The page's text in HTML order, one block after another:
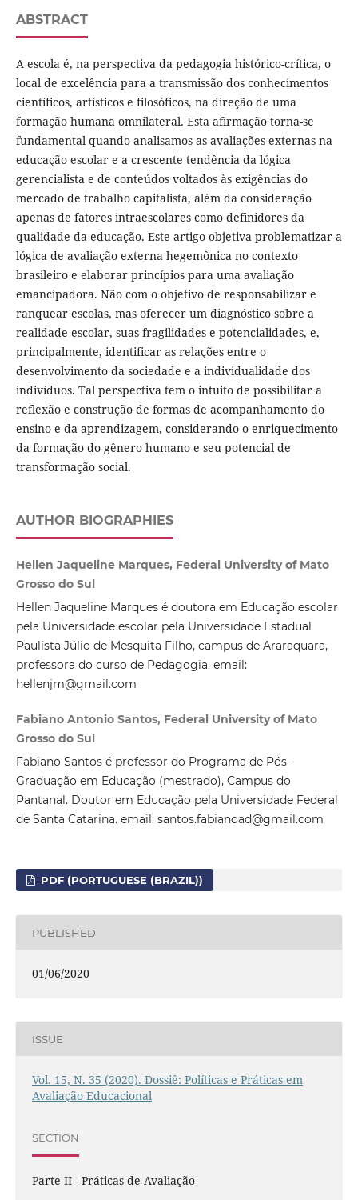
ABSTRACT
A escola é, na perspectiva da pedagogia histórico-crítica, o
local de excelência para a transmissão dos conhecimentos
científicos, artísticos e filosóficos, na direção de uma
formação humana omnilateral. Esta afirmação torna-se
fundamental quando analisamos as avaliações externas na
educação escolar e a crescente tendência da lógica
gerencialista e de conteúdos voltados às exigências do
mercado de trabalho capitalista, além da consideração
apenas de fatores intraescolares como definidores da
qualidade da educação. Este artigo objetiva problematizar a
lógica de avaliação externa hegemônica no contexto
brasileiro e elaborar princípios para uma avaliação
emancipadora. Não com o objetivo de responsabilizar e
ranquear escolas, mas oferecer um diagnóstico sobre a
realidade escolar, suas fragilidades e potencialidades, e,
principalmente, identificar as relações entre o
desenvolvimento da sociedade e a individualidade dos
indivíduos. Tal perspectiva tem o intuito de possibilitar a
reflexão e construção de formas de acompanhamento do
ensino e da aprendizagem, considerando o enriquecimento
da formação do gênero humano e seu potencial de
transformação social.
AUTHOR BIOGRAPHIES
Hellen Jaqueline Marques, Federal University of Mato
Grosso do Sul
Hellen Jaqueline Marques é doutora em Educação escolar
pela Universidade escolar pela Universidade Estadual
Paulista Júlio de Mesquita Filho, campus de Araraquara,
professora do curso de Pedagogia. email:
hellenjm@gmail.com
Fabiano Antonio Santos, Federal University of Mato
Grosso do Sul
Fabiano Santos é professor do Programa de Pós-
Graduação em Educação (mestrado), Campus do
Pantanal. Doutor em Educação pela Universidade Federal
de Santa Catarina. email: santos.fabianoad@gmail.com
PDF (PORTUGUESE (BRAZIL))
PUBLISHED
01/06/2020
ISSUE
Vol. 15, N. 35 (2020). Dossiê: Políticas e Práticas em
Avaliação Educacional
SECTION
Parte II - Práticas de Avaliação